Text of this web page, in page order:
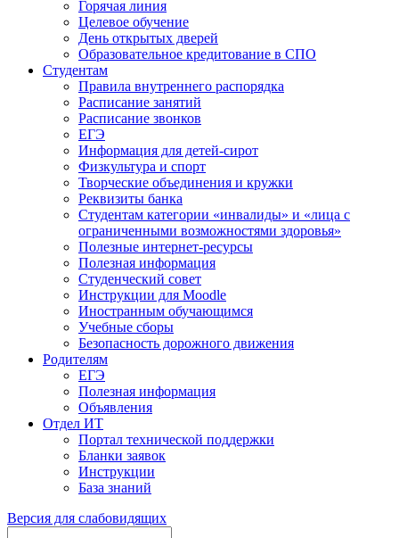
Горячая линия
Целевое обучение
День открытых дверей
Образовательное кредитование в СПО
Студентам
Правила внутреннего распорядка
Расписание занятий
Расписание звонков
ЕГЭ
Информация для детей-сирот
Физкультура и спорт
Творческие объединения и кружки
Реквизиты банка
Студентам категории «инвалиды» и «лица с
ограниченными возможностями здоровья»
Полезные интернет-ресурсы
Полезная информация
Студенческий совет
Инструкции для Moodle
Иностранным обучающимся
Учебные сборы
Безопасность дорожного движения
Родителям
ЕГЭ
Полезная информация
Объявления
Отдел ИТ
Портал технической поддержки
Бланки заявок
Инструкции
База знаний
Версия для слабовидящих